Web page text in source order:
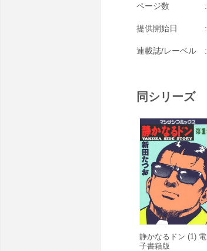
ページ数
提供開始日
連載誌/レーベル
同シリーズ
静かなるドン (1) 電
子書籍版